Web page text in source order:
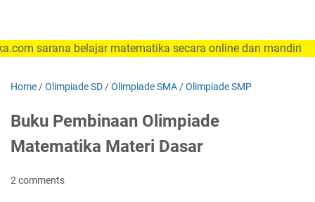
belajar matematika secara online dan mandiri
Home /Olimpiade SD /Olimpiade SMA /Olimpiade SMP
Buku Pembinaan Olimpiade
Matematika Materi Dasar
2 comments